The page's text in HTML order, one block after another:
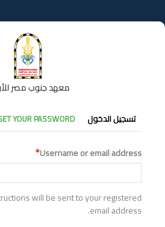
إلى
المحتوى
معهد جنوب مصر
التبويبات
الأساسية
تسجيل الدخول YOUR PASSWORD
Username or email address
will be sent to your registered
email address.